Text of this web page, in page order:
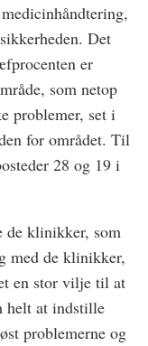
Det
er
som netop
problemer, set i
for området. Til
28 og 19 i
de klinikker, som
med de klinikker,
en stor vilje til at
helt at indstille
problemerne og